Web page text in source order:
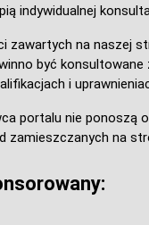
indywidualnej
zawartych na naszej
być konsultowane
i
portalu nie ponoszą
zamieszczanych na